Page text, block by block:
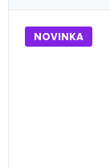
NOVINKA